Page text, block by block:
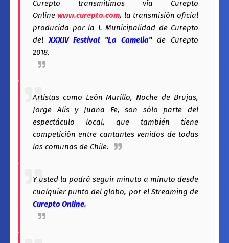
Curepto transmitimos vía Curepto
Onlinewww.curepto.com, la transmisión oficial
producida por la I. Municipalidad de Curepto
delXXXIV Festival "La Camelia"de Curepto
2018.
Artistas como León Murillo, Noche de Brujas,
Jorge Alis y Juana Fe, son sólo parte del
espectáculo local, que también tiene
competición entre cantantes venidos de todas
las comunas de Chile.
Y usted la podrá seguir minuto a minuto desde
cualquier punto del globo, por el Streaming de
Curepto Online.